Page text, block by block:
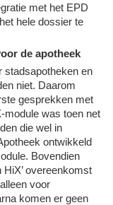
met het EPD
hele dossier te
de apotheek
stadsapotheken en
niet. Daarom
gesprekken met
module was toen net
die wel in
ontwikkeld
Bovendien
HiX’ overeenkomst
voor
komen er geen